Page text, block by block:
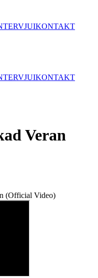
KONTAKT
KONTAKT
Veran
(Official Video)